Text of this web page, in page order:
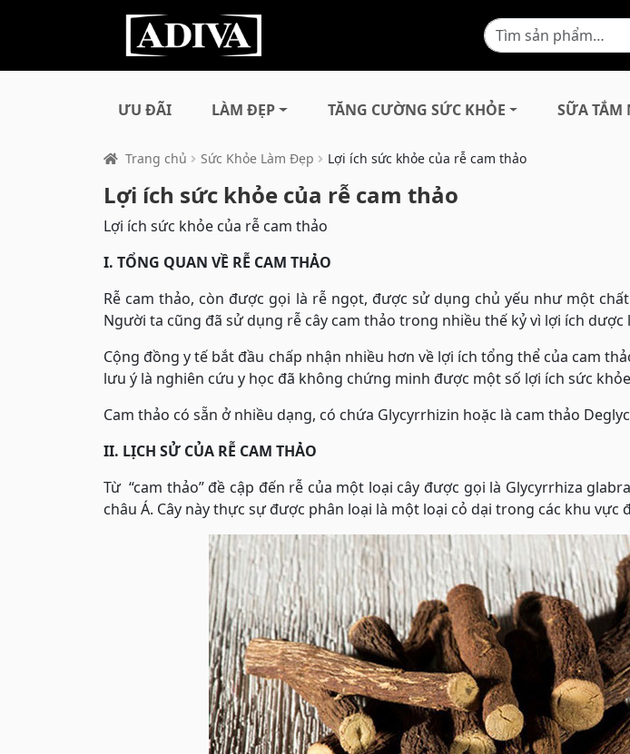
ƯU ĐÃI LÀM ĐẸP TĂNG CƯỜNG SỨC KHỎE SỮA TẮM
Trang chủ Sức Khỏe Làm Đẹp Lợi ích sức khỏe của rễ cam thảo
Lợi ích sức khỏe của rễ cam thảo
Lợi ích sức khỏe của rễ cam thảo
I. TỔNG QUAN VỀ RỄ CAM THẢO
Rễ cam thảo, còn được gọi là rễ ngọt, được sử dụng chủ yếu như một
Người ta cũng đã sử dụng rễ cây cam thảo trong nhiều thế kỷ vì lợi ích dược
Cộng đồng y tế bắt đầu chấp nhận nhiều hơn về lợi ích tổng thể của cam
lưu ý là nghiên cứu y học đã không chứng minh được một số lợi ích sức
Cam thảo có sẵn ở nhiều dạng, có chứa Glycyrrhizin hoặc là cam thảo
II. LỊCH SỬ CỦA RỄ CAM THẢO
Từ “cam thảo” đề cập đến rễ của một loại cây được gọi là Glycyrrhiza
châu Á. Cây này thực sự được phân loại là một loại cỏ dại trong các khu vực